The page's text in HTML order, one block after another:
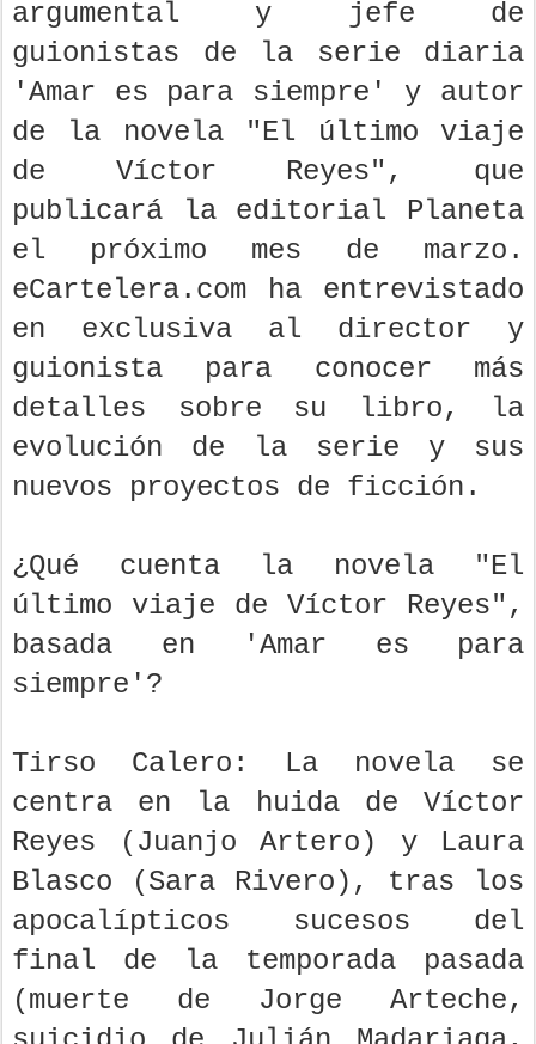
argumental y jefe de
guionistas de la serie diaria
'Amar es para siempre' y autor
de la novela "El último viaje
de Víctor Reyes", que
publicará la editorial Planeta
el próximo mes de marzo.
eCartelera.com ha entrevistado
en exclusiva al director y
guionista para conocer más
detalles sobre su libro, la
evolución de la serie y sus
nuevos proyectos de ficción.
¿Qué cuenta la novela "El
último viaje de Víctor Reyes",
basada en 'Amar es para
siempre'?
Tirso Calero: La novela se
centra en la huida de Víctor
Reyes (Juanjo Artero) y Laura
Blasco (Sara Rivero), tras los
apocalípticos sucesos del
final de la temporada pasada
(muerte de Jorge Arteche,